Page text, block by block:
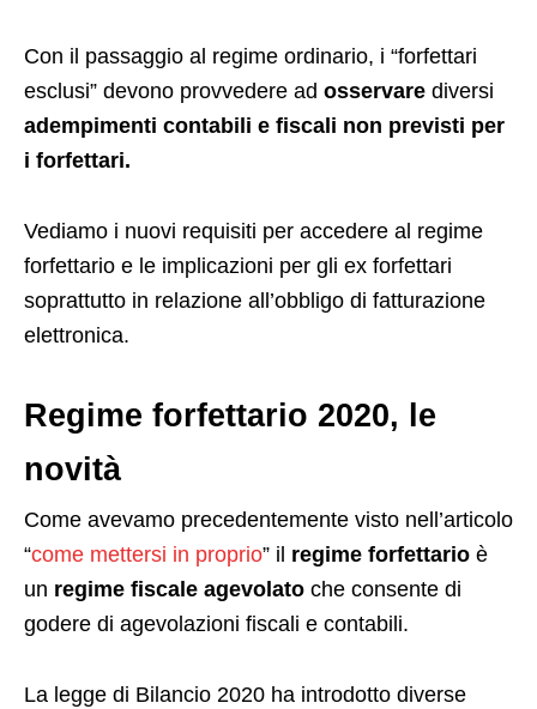
Con il passaggio al regime ordinario, i “forfettari
esclusi” devono provvedere ad osservare diversi
adempimenti contabili e fiscali non previsti per
i forfettari.
Vediamo i nuovi requisiti per accedere al regime
forfettario e le implicazioni per gli ex forfettari
soprattutto in relazione all’obbligo di fatturazione
elettronica.
Regime forfettario 2020, le
novità
Come avevamo precedentemente visto nell’articolo
“come mettersi in proprio” il regime forfettario è
un regime fiscale agevolato che consente di
godere di agevolazioni fiscali e contabili.
La legge di Bilancio 2020 ha introdotto diverse